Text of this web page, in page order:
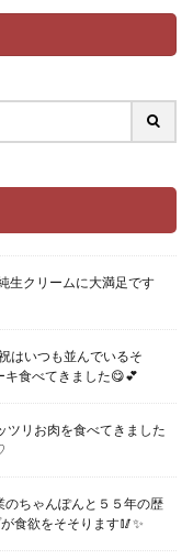
生クリームに大満足です
はいつも並んでいるそ
キ食べてきました😋💕
ツリお肉を食べてきました
ちゃんぽんと５５年の歴
食欲をそそります🥢✨